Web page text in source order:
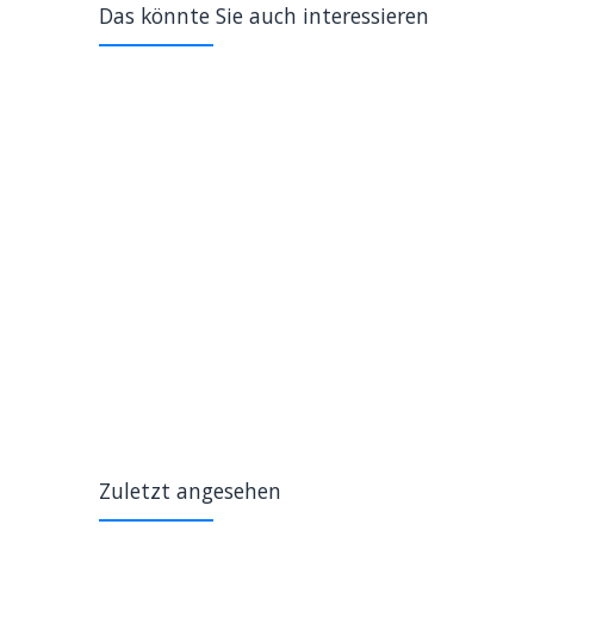
Das könnte Sie auch interessieren
Zuletzt angesehen